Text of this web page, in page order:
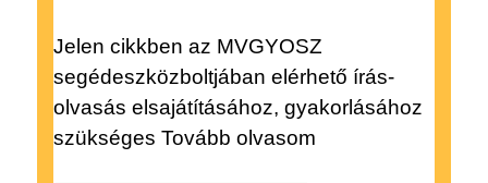
Jelen cikkben az MVGYOSZ
segédeszközboltjában elérhető írás-
olvasás elsajátításához, gyakorlásához
szükséges Tovább olvasom